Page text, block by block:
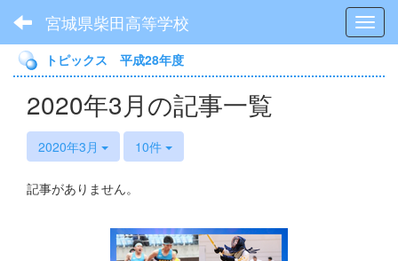
宮城県柴田高等学校
トピックス 平成28年度
2020年3月の記事一覧
2020年3月 10件
記事がありません。